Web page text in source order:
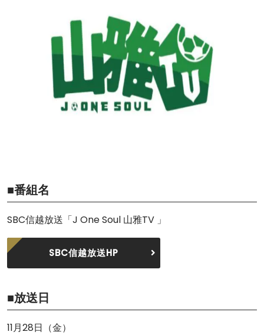
■番組名
SBC信越放送「J One Soul 山雅TV 」
SBC信越放送HP
■放送日
11月28日（金）